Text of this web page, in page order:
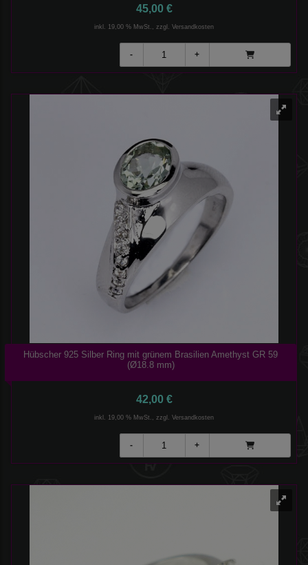
45,00 €
inkl. 19,00 % MwSt., zzgl. Versandkosten
Hübscher 925 Silber Ring mit grünem Brasilien Amethyst GR 59
(Ø18.8 mm)
42,00 €
inkl. 19,00 % MwSt., zzgl. Versandkosten